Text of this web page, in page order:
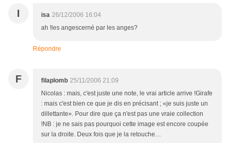
I isa 26/12/2006 16:04
ah !les angescerné par les anges?
Répondre
F filaplomb 25/11/2006 21:09
Nicolas : mais, c'est juste une note, le vrai article arrive !Girafe
: mais c'est bien ce que je dis en précisant ; «je suis juste un
dillettante». Pour dire que ça n'est pas une vraie collection
!NB : je ne sais pas pourquoi cette image est encore coupée
sur la droite. Deux fois que je la retouche…